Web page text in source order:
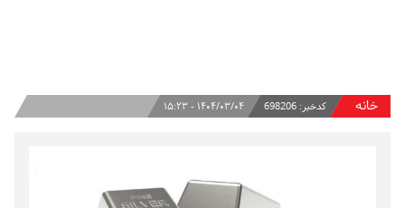
خانه کدخبر: 698206 ۱۴۰۴/۰۳/۰۴ - ۱۵:۲۳